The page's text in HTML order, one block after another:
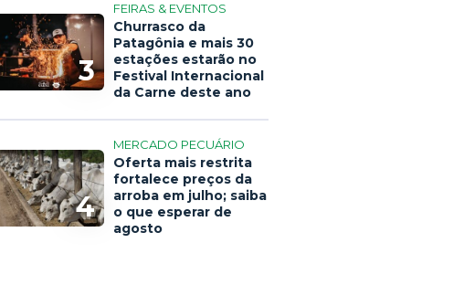
3
FEIRAS & EVENTOS
Churrasco da
Patagônia e mais 30
estações estarão no
Festival Internacional
da Carne deste ano
4
MERCADO PECUÁRIO
Oferta mais restrita
fortalece preços da
arroba em julho; saiba
o que esperar de
agosto